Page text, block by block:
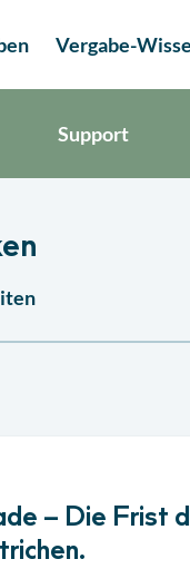
Vergabe-
Support
– Die Frist